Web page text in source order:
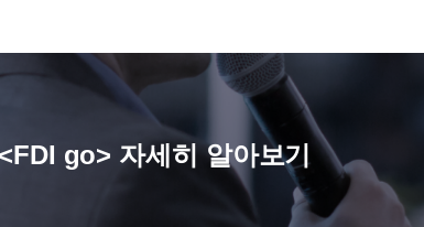
go> 자세히 알아보기